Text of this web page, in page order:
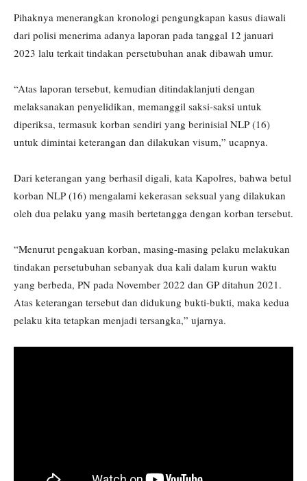
Pihaknya menerangkan kronologi pengungkapan kasus diawali
dari polisi menerima adanya laporan pada tanggal 12 januari
2023 lalu terkait tindakan persetubuhan anak dibawah umur.
“Atas laporan tersebut, kemudian ditindaklanjuti dengan
melaksanakan penyelidikan, memanggil saksi-saksi untuk
diperiksa, termasuk korban sendiri yang berinisial NLP (16)
untuk dimintai keterangan dan dilakukan visum,” ucapnya.
Dari keterangan yang berhasil digali, kata Kapolres, bahwa betul
korban NLP (16) mengalami kekerasan seksual yang dilakukan
oleh dua pelaku yang masih bertetangga dengan korban tersebut.
“Menurut pengakuan korban, masing-masing pelaku melakukan
tindakan persetubuhan sebanyak dua kali dalam kurun waktu
yang berbeda, PN pada November 2022 dan GP ditahun 2021.
Atas keterangan tersebut dan didukung bukti-bukti, maka kedua
pelaku kita tetapkan menjadi tersangka,” ujarnya.